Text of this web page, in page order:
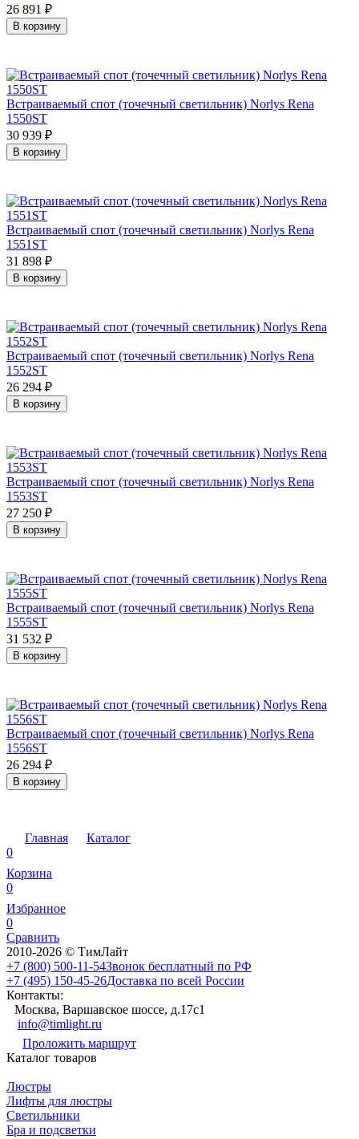
26 891 ₽
В корзину
Встраиваемый спот (точечный светильник) Norlys Rena
1550ST
30 939 ₽
В корзину
Встраиваемый спот (точечный светильник) Norlys Rena
1551ST
31 898 ₽
В корзину
Встраиваемый спот (точечный светильник) Norlys Rena
1552ST
26 294 ₽
В корзину
Встраиваемый спот (точечный светильник) Norlys Rena
1553ST
27 250 ₽
В корзину
Встраиваемый спот (точечный светильник) Norlys Rena
1555ST
31 532 ₽
В корзину
Встраиваемый спот (точечный светильник) Norlys Rena
1556ST
26 294 ₽
В корзину
Главная
Каталог
0
Корзина
0
Избранное
0
Сравнить
2010-2026 © ТимЛайт
+7 (800) 500-11-54Звонок бесплатный по РФ
+7 (495) 150-45-26Доставка по всей России
Контакты:
Москва, Варшавское шоссе, д.17c1
info@timlight.ru
Проложить маршрут
Каталог товаров
Люстры
Лифты для люстры
Светильники
Бра и подсветки